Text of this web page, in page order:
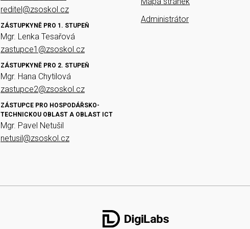
reditel@zsoskol.cz
ZÁSTUPKYNĚ PRO 1. STUPEŇ
Mgr. Lenka Tesařová
zastupce1@zsoskol.cz
ZÁSTUPKYNĚ PRO 2. STUPEŇ
Mgr. Hana Chytilová
zastupce2@zsoskol.cz
ZÁSTUPCE PRO HOSPODÁŘSKO-
TECHNICKOU OBLAST A OBLAST ICT
Mgr. Pavel Netušil
netusil@zsoskol.cz
Administrátor